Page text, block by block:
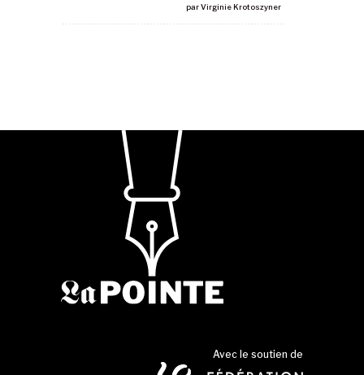
parVirginie Krotoszyner
Avec le soutien de